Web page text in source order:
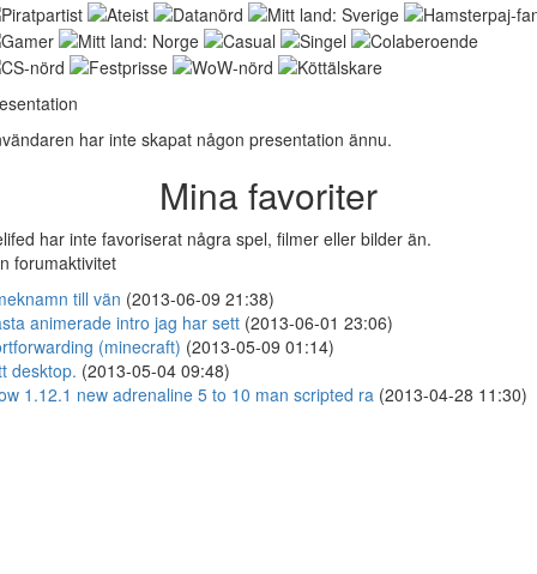
har inte skapat någon presentation ännu.
Mina favoriter
har inte favoriserat några spel, filmer eller bilder än.
forumaktivitet
till vän (2013-06-09 21:38)
animerade intro jag har sett (2013-06-01 23:06)
(minecraft) (2013-05-09 01:14)
desktop. (2013-05-04 09:48)
1.12.1 new adrenaline 5 to 10 man scripted ra (2013-04-28 11:30)